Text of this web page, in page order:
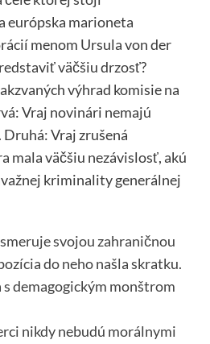
európska marioneta
menom Ursula von der
väčšiu drzosť?
výhrad komisie na
Vraj novinári nemajú
Vraj zrušená
mala väčšiu nezávislosť, akú
kriminality generálnej
svojou zahraničnou
do neho našla skratku.
demagogickým monštrom
nikdy nebudú morálnymi